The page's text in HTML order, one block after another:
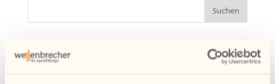
Petition gegen massive Einsparungen